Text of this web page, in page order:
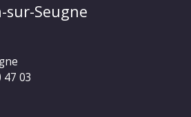
sur-Seugne
03